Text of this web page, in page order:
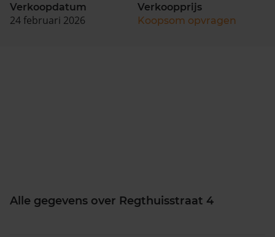
Verkoopdatum
24 februari 2026
Verkoopprijs
Koopsom opvragen
Alle gegevens over Regthuisstraat 4